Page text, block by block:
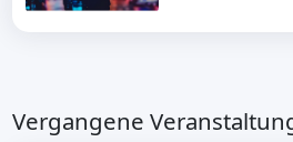
Vergangene